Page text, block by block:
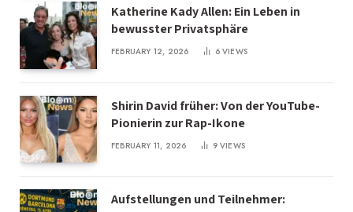
Katherine Kady Allen: Ein Leben in
bewusster Privatsphäre
FEBRUARY 12, 2026 6VIEWS
Shirin David früher: Von der YouTube-
Pionierin zur Rap-Ikone
FEBRUARY 11, 2026 9VIEWS
Aufstellungen und Teilnehmer: